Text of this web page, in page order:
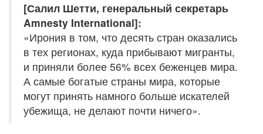
[Салил Шетти, генеральный секретарь
Amnesty International]:
«Ирония в том, что десять стран оказались
в тех регионах, куда прибывают мигранты,
и приняли более 56% всех беженцев мира.
А самые богатые страны мира, которые
могут принять намного больше искателей
убежища, не делают почти ничего».